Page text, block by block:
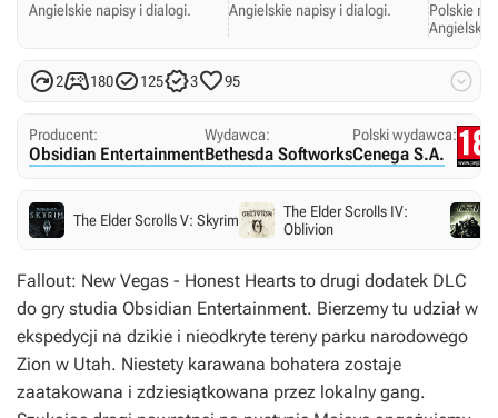
Angielskie napisy i dialogi.
Angielskie napisy i dialogi.
Polskie
Angielskie
2180125395 
Producent:
Obsidian Entertainment
Wydawca:
Bethesda Softworks
Polski wydawca:
Cenega S.A.
The Elder Scrolls V: Skyrim
The Elder Scrolls IV:
Oblivion
Fallout: New Vegas - Honest Hearts to drugi dodatek DLC
do gry studia Obsidian Entertainment. Bierzemy tu udział w
ekspedycji na dzikie i nieodkryte tereny parku narodowego
Zion w Utah. Niestety karawana bohatera zostaje
zaatakowana i zdziesiątkowana przez lokalny gang.